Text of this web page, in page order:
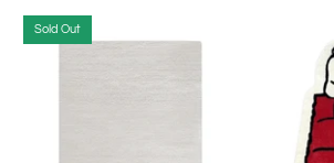
Sold Out